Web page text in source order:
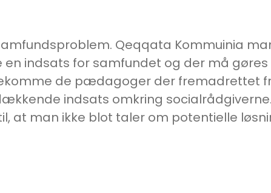
Qeqqata Kommuinia
indsats for samfundet og der må
de pædagoger der fremadrettet
indsats omkring
at man ikke blot taler om potentielle